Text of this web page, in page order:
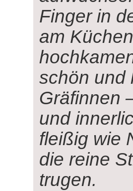
Finger in
am
schön und
Gräfinnen
und
fleißig wie
die reine
trugen.